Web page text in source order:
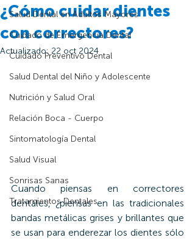
Salud Dental en Adultos Mayores
Cuidado de Emergencia Dental
Cuidado Preventivo Dental
Salud Dental del Niño y Adolescente
Nutrición y Salud Oral
Relación Boca - Cuerpo
Sintomatología Dental
Salud Visual
Sonrisas Sanas
Tratamientos Dentales
¿Cómo cuidar dientes
con correctores?
Actualizado: 22 oct 2024
Cuando piensas en correctores
dentales, ¿piensas en las tradicionales
bandas metálicas grises y brillantes que
se usan para enderezar los dientes sólo